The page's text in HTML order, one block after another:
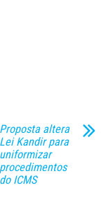
Proposta altera
Lei Kandir para
uniformizar
procedimentos
do ICMS